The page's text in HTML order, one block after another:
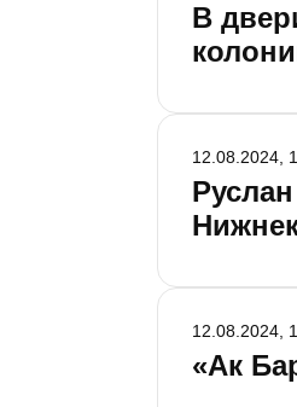
В
12.08.2024,
«Ак
12.08.2024,